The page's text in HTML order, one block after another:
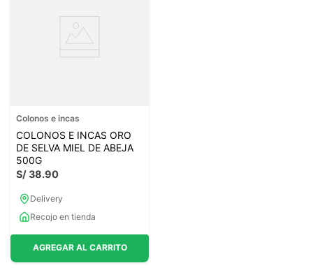
Colonos e incas
COLONOS E INCAS ORO
DE SELVA MIEL DE ABEJA
500G
S/38.90
Delivery
Recojo en tienda
AGREGAR AL CARRITO